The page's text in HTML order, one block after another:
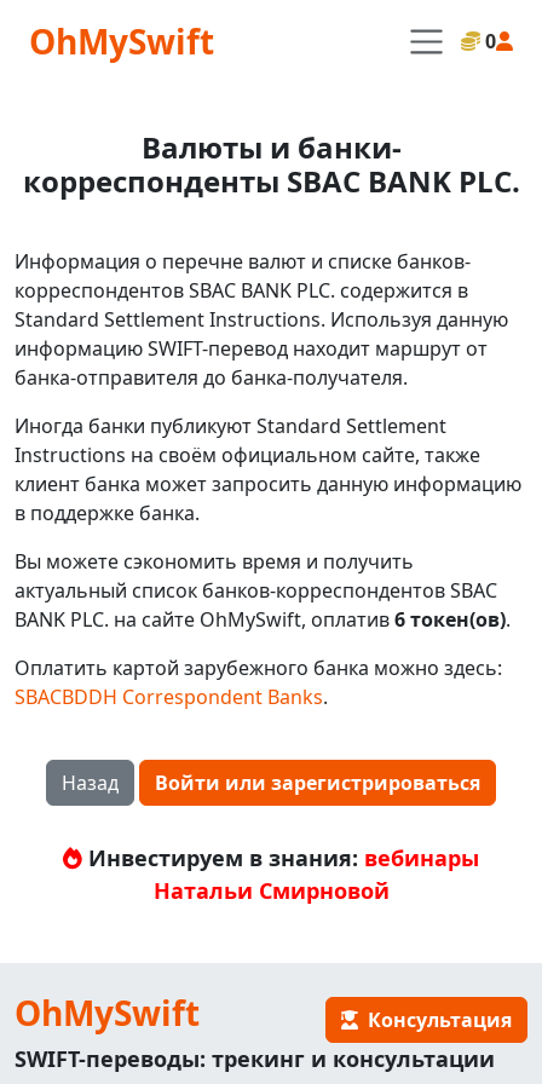
OhMySwift 0
Валюты и банки-
корреспонденты SBAC BANK PLC.
Информация о перечне валют и списке банков-
корреспондентов SBAC BANK PLC. содержится в
Standard Settlement Instructions. Используя данную
информацию SWIFT-перевод находит маршрут от
банка-отправителя до банка-получателя.
Иногда банки публикуют Standard Settlement
Instructions на своём официальном сайте, также
клиент банка может запросить данную информацию
в поддержке банка.
Вы можете сэкономить время и получить
актуальный список банков-корреспондентов SBAC
BANK PLC. на сайте OhMySwift, оплатив6 токен(ов).
Оплатить картой зарубежного банка можно здесь:
SBACBDDH Correspondent Banks.
Назад Войти или зарегистрироваться
Инвестируем в знания: вебинары
Натальи Смирновой
OhMySwift Консультация
SWIFT-переводы: трекинг и консультации